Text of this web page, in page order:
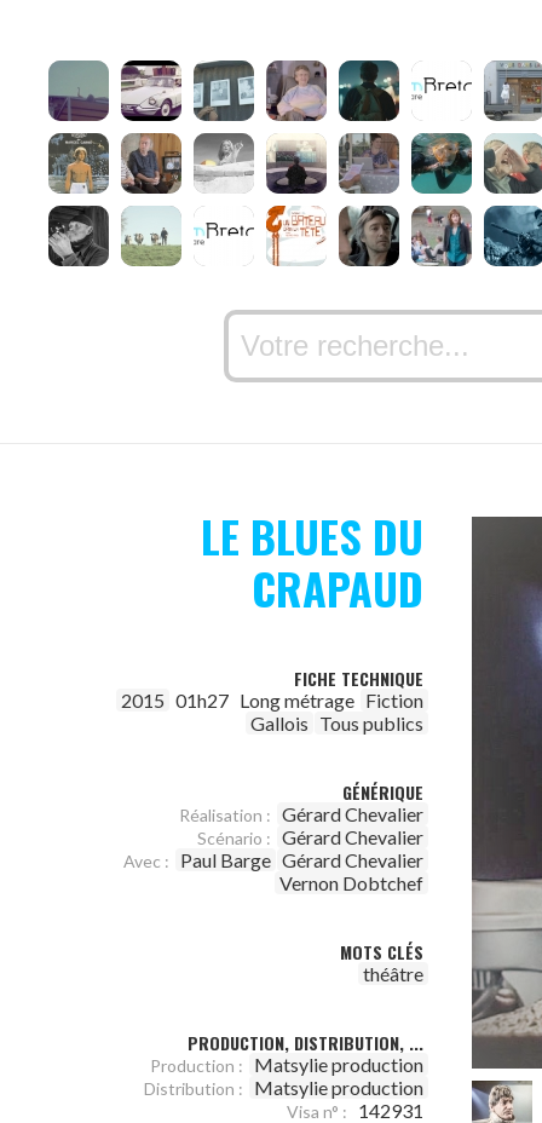
LE BLUES DU
CRAPAUD
FICHE TECHNIQUE
2015 01h27 Long métrage Fiction
Gallois Tous publics
GÉNÉRIQUE
Réalisation : Gérard Chevalier
Scénario : Gérard Chevalier
Avec : Paul Barge Gérard Chevalier
Vernon Dobtchef
MOTS CLÉS
théâtre
PRODUCTION, DISTRIBUTION, ...
Production : Matsylie production
Distribution : Matsylie production
Visa n° : 142931